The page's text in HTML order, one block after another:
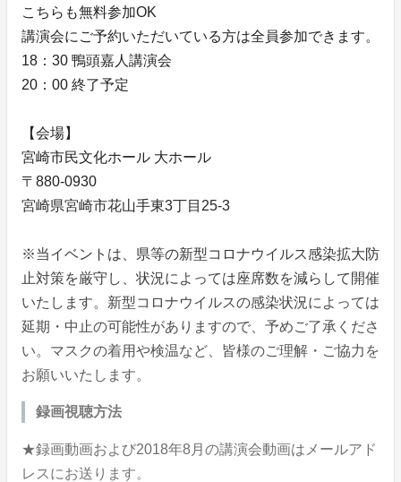
こちらも無料参加OK
講演会にご予約いただいている方は全員参加できます。
18：30 鴨頭嘉人講演会
20：00 終了予定
【会場】
宮崎市民文化ホール 大ホール
〒880-0930
宮崎県宮崎市花山手東3丁目25-3
※当イベントは、県等の新型コロナウイルス感染拡大防
止対策を厳守し、状況によっては座席数を減らして開催
いたします。新型コロナウイルスの感染状況によっては
延期・中止の可能性がありますので、予めご了承くださ
い。マスクの着用や検温など、皆様のご理解・ご協力を
お願いいたします。
録画視聴方法
★録画動画および2018年8月の講演会動画はメールアド
レスにお送ります。